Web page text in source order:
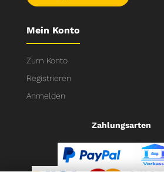
Mein Konto
Zum Konto
Registrieren
Anmelden
Zahlungsarten